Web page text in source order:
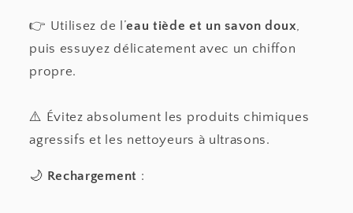
👉 Utilisez de l’eau tiède et un savon doux
puis essuyez délicatement avec un chiffon
propre.
⚠️ Évitez absolument les produits chimiques
agressifs et les nettoyeurs à ultrasons.
🌙 Rechargement :